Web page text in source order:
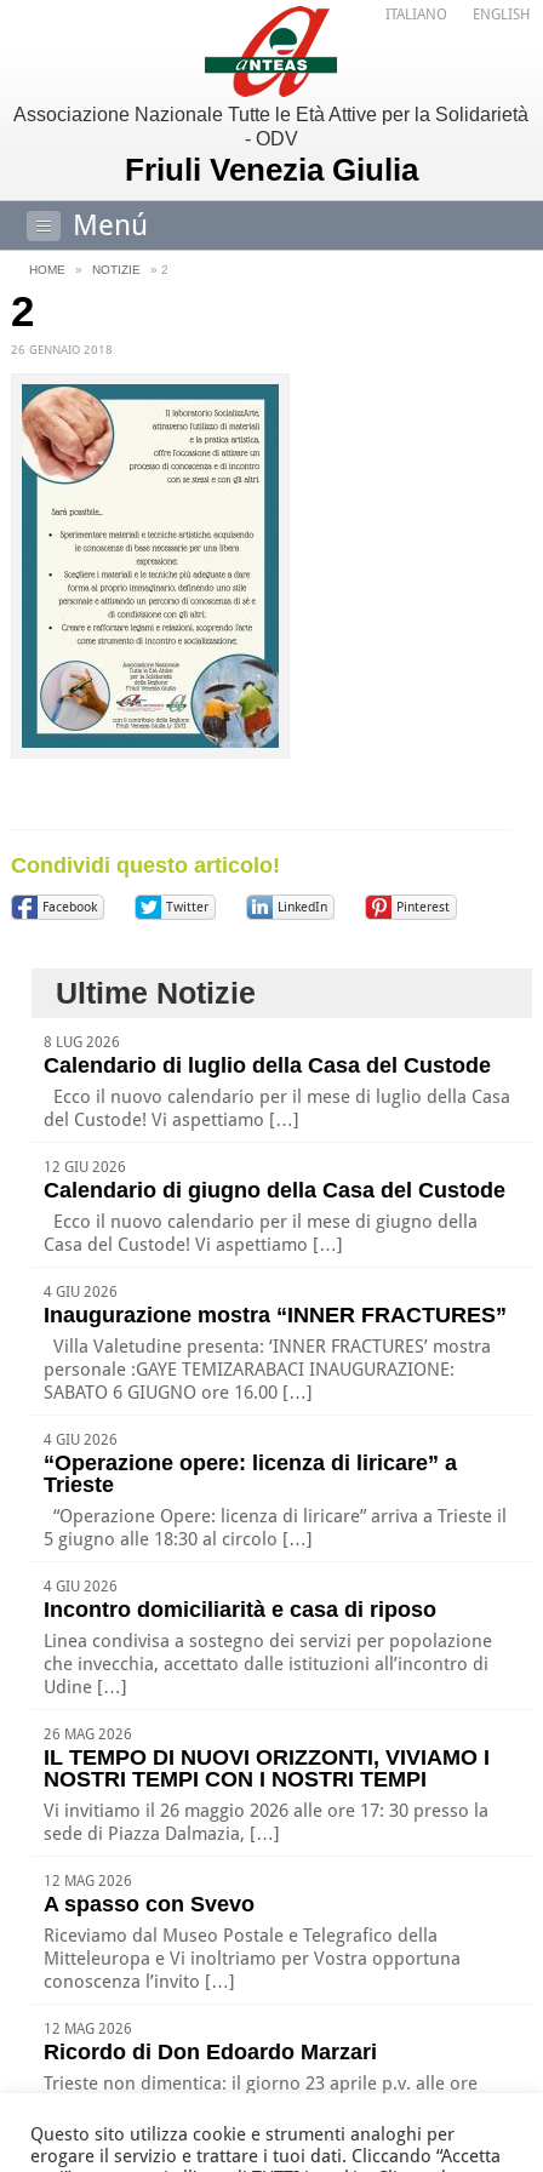
Associazione Nazionale Tutte le Età Attive per la Solidarietà
- ODV
Friuli Venezia Giulia
Menú
ITALIANO ENGLISH
HOME » NOTIZIE » 2
2
26 GENNAIO 2018
Condividi questo articolo!
Facebook Twitter LinkedIn Pinterest
Ultime Notizie
8 LUG 2026
Calendario di luglio della Casa del Custode
Ecco il nuovo calendario per il mese di luglio della Casa
del Custode! Vi aspettiamo […]
12 GIU 2026
Calendario di giugno della Casa del Custode
Ecco il nuovo calendario per il mese di giugno della
Casa del Custode! Vi aspettiamo […]
4 GIU 2026
Inaugurazione mostra “INNER FRACTURES”
Villa Valetudine presenta: ‘INNER FRACTURES’ mostra
personale :GAYE TEMIZARABACI INAUGURAZIONE:
SABATO 6 GIUGNO ore 16.00 […]
4 GIU 2026
“Operazione opere: licenza di liricare” a
Trieste
“Operazione Opere: licenza di liricare” arriva a Trieste il
5 giugno alle 18:30 al circolo […]
4 GIU 2026
Incontro domiciliarità e casa di riposo
Linea condivisa a sostegno dei servizi per popolazione
che invecchia, accettato dalle istituzioni all’incontro di
Udine […]
26 MAG 2026
IL TEMPO DI NUOVI ORIZZONTI, VIVIAMO I
NOSTRI TEMPI CON I NOSTRI TEMPI
Vi invitiamo il 26 maggio 2026 alle ore 17: 30 presso la
sede di Piazza Dalmazia, […]
12 MAG 2026
A spasso con Svevo
Riceviamo dal Museo Postale e Telegrafico della
Mitteleuropa e Vi inoltriamo per Vostra opportuna
conoscenza l’invito […]
12 MAG 2026
Ricordo di Don Edoardo Marzari
Trieste non dimentica: il giorno 23 aprile p.v. alle ore
Questo sito utilizza cookie e strumenti analoghi per
erogare il servizio e trattare i tuoi dati. Cliccando “Accetta